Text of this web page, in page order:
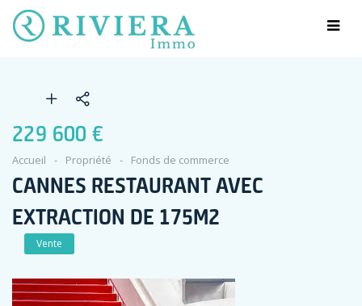
229 600 €
Accueil Propriété Fonds de commerce
CANNES RESTAURANT AVEC
EXTRACTION DE 175M2
Vente